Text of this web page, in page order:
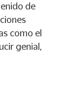
de
como el
genial,